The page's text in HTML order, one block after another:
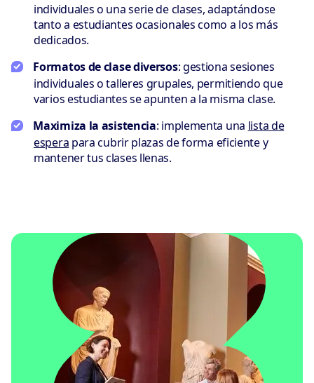
individuales o una serie de clases, adaptándose
tanto a estudiantes ocasionales como a los más
dedicados.
Formatos de clase diversos: gestiona sesiones
individuales o talleres grupales, permitiendo que
varios estudiantes se apunten a la misma clase.
Maximiza la asistencia: implementa una lista de
espera para cubrir plazas de forma eficiente y
mantener tus clases llenas.